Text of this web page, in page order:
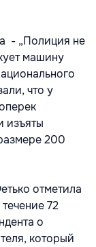
- „Полиция не
машину
что у
изъяты
200
отметила
72
о
который